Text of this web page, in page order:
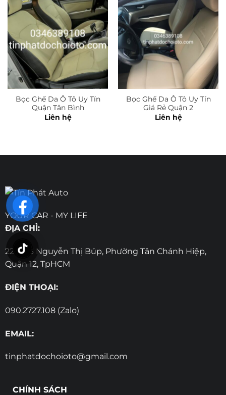
Bọc Ghế Da Ô Tô Uy Tín
Quận Tân Bình
Liên hệ
Bọc Ghế Da Ô Tô Uy Tín
Giá Rẻ Quận 2
Liên hệ
YOUR CAR - MY LIFE
ĐỊA CHỈ:
221-223 Nguyễn Thị Búp, Phường Tân Chánh Hiệp,
Quận 12, TpHCM
ĐIỆN THOẠI:
090.2727.108 (Zalo)
EMAIL:
tinphatdochoioto@gmail.com
CHÍNH SÁCH